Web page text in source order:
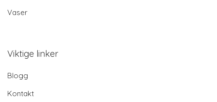
Vaser
Viktige linker
Blogg
Kontakt